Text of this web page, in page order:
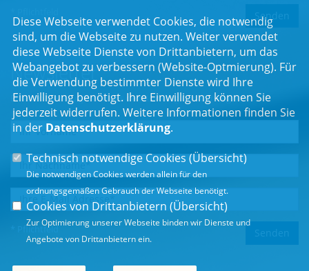
Newsletter
Erhalten Sie Neuigkeiten aus dem Landtag und der Region.
* Pflichtfeld
Diese Webseite verwendet Cookies, die notwendig
sind, um die Webseite zu nutzen. Weiter verwendet
diese Webseite Dienste von Drittanbietern, um das
Webangebot zu verbessern (Website-Optmierung). Für
die Verwendung bestimmter Dienste wird Ihre
Einwilligung benötigt. Ihre Einwilligung können Sie
jederzeit widerrufen. Weitere Informationen finden Sie
in der Datenschutzerklärung.
Technisch notwendige Cookies (Übersicht)
Die notwendigen Cookies werden allein für den
ordnungsgemäßen Gebrauch der Webseite benötigt.
Cookies von Drittanbietern (Übersicht)
Zur Optimierung unserer Webseite binden wir Dienste und
Angebote von Drittanbietern ein.